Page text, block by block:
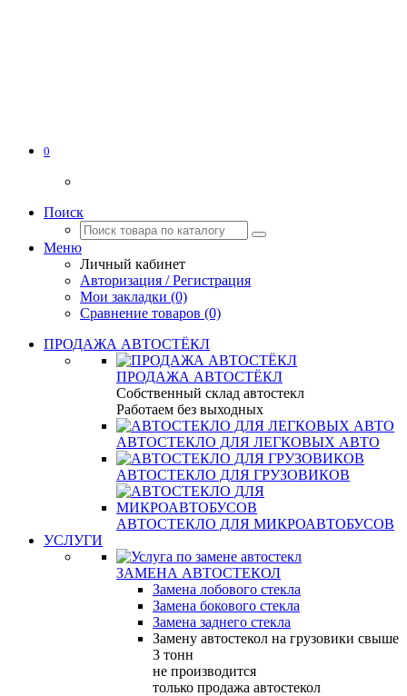
0
Поиск
Меню
Личный кабинет
Авторизация / Регистрация
Мои закладки (0)
Сравнение товаров (0)
ПРОДАЖА АВТОСТЁКЛ
ПРОДАЖА АВТОСТЁКЛ
Собственный склад автостекл
Работаем без выходных
АВТОСТЕКЛО ДЛЯ ЛЕГКОВЫХ АВТО
АВТОСТЕКЛО ДЛЯ ГРУЗОВИКОВ
АВТОСТЕКЛО ДЛЯ МИКРОАВТОБУСОВ
УСЛУГИ
ЗАМЕНА АВТОСТЕКОЛ
Замена лобового стекла
Замена бокового стекла
Замена заднего стекла
Замену автостекол на грузовики свыше
3 тонн
не производится
только продажа автостекол